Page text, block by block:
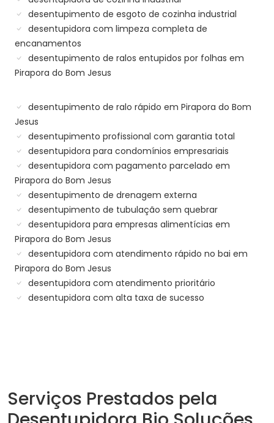
desentupimento de esgoto de cozinha industrial
desentupidora com limpeza completa de
encanamentos
desentupimento de ralos entupidos por folhas em
Pirapora do Bom Jesus
desentupimento de ralo rápido em Pirapora do Bom
Jesus
desentupimento profissional com garantia total
desentupidora para condomínios empresariais
desentupidora com pagamento parcelado em
Pirapora do Bom Jesus
desentupimento de drenagem externa
desentupimento de tubulação sem quebrar
desentupidora para empresas alimentícias em
Pirapora do Bom Jesus
desentupidora com atendimento rápido no bai em
Pirapora do Bom Jesus
desentupidora com atendimento prioritário
desentupidora com alta taxa de sucesso
Serviços Prestados pela